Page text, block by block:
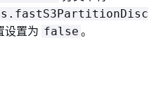
设置为 false 。